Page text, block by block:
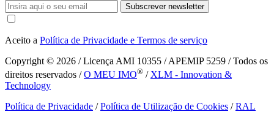
Subscrever newsletter
Aceito a Política de Privacidade e Termos de serviço
Copyright © 2026 / Licença AMI 10355 / APEMIP 5259 / Todos os
direitos reservados /O MEU IMO® / XLM - Innovation &
Technology
Política de Privacidade /Política de Utilização de Cookies /RAL